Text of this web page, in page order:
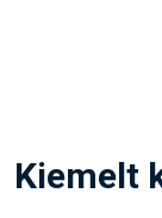
Kiemelt